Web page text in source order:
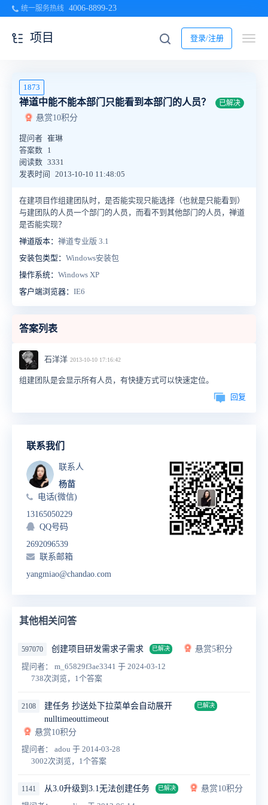
统一服务热线 4006-8899-23
登录/注册
项目
1873
禅道中能不能本部门只能看到本部门的人员？ 已解决
悬赏10积分
提问者 崔琳
答案数 1
阅读数 3331
发表时间
2013-10-10 11:48:05
在建项目作组建团队时，是否能实现只能选择（也就是只能看到）
与建团队的人员一个部门的人员，而看不到其他部门的人员，禅道
是否能实现？
禅道版本： 禅道专业版 3.1
安装包类型： Windows安装包
操作系统： Windows XP
客户端浏览器： IE6
答案列表
石洋洋 2013-10-10 17:16:42
组建团队是会显示所有人员，有快捷方式可以快速定位。
回复
联系我们
联系人
杨苗
电话(微信)
13165050229
QQ号码
2692096539
联系邮箱
yangmiao@chandao.com
其他相关问答
597070 创建项目研发需求子需求 已解决
悬赏5积分
提问者： m_65829f3ae3341 于 2024-03-12
738次浏览，1个答案
2108
建任务 抄送处下拉菜单会自动展开
nulltimeouttimeout
已解决
悬赏10积分
提问者： adou 于 2014-03-28
3002次浏览，1个答案
1141 从3.0升级到3.1无法创建任务 已解决
悬赏10积分